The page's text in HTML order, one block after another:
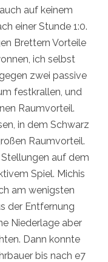
auf keinem
einer Stunde 1:0.
Brettern Vorteile
ich selbst
zwei passive
festkrallen, und
Raumvorteil.
in dem Schwarz
Raumvorteil.
auf dem
Spiel. Michis
am wenigsten
der Entfernung
Niederlage aber
Dann konnte
bis nach e7